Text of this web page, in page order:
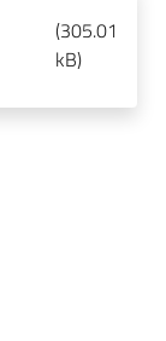
(305.01
kB)